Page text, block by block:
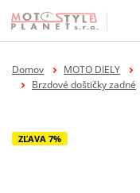
Domov MOTO DIELY
Brzdové doštičky zadné
ZĽAVA 7%